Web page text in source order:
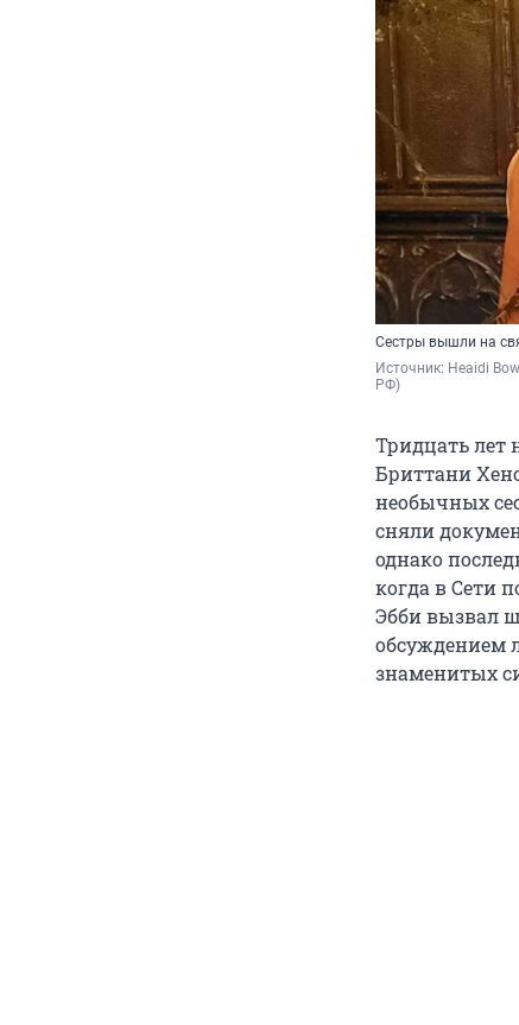
Сестры вышли на
Источник: Heaidi
РФ)
Тридцать лет
Бриттани
необычных
сняли
однако
когда в Сети
Эбби вызвал
обсуждением
знаменитых